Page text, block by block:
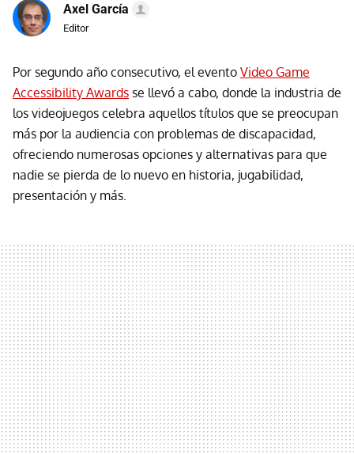
Axel García
Editor
Por segundo año consecutivo, el evento Video Game
Accessibility Awards se llevó a cabo, donde la industria de
los videojuegos celebra aquellos títulos que se preocupan
más por la audiencia con problemas de discapacidad,
ofreciendo numerosas opciones y alternativas para que
nadie se pierda de lo nuevo en historia, jugabilidad,
presentación y más.